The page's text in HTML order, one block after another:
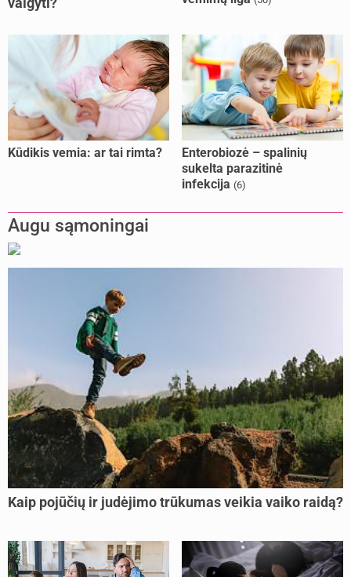
Kūdikis vemia: ar tai rimta?
Enterobiozė – spalinių
sukelta parazitinė
infekcija (6)
Augu sąmoningai
Kaip pojūčių ir judėjimo trūkumas veikia vaiko raidą?